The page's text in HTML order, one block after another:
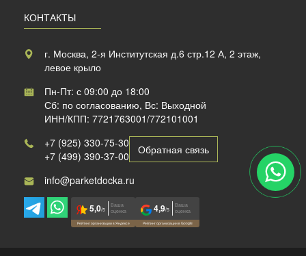
КОНТАКТЫ
г. Москва, 2-я Институтская д.6 стр.12 А, 2 этаж,
левое крыло
Пн-Пт: с 09:00 до 18:00
Сб: по согласованию, Вс: Выходной
ИНН/КПП: 7721763001/772101001
+7 (925) 330-75-30
+7 (499) 390-37-00
Обратная связь
info@parketdocka.ru
5,0/5
Ваша
оценка
Рейтинг организации в Яндексе
4,9/5
Ваша
оценка
Рейтинг организации в Google